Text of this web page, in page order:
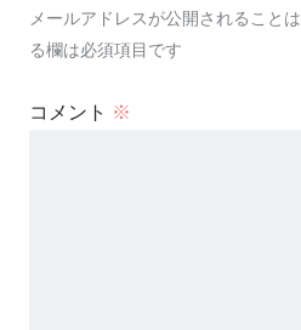
メールアドレスが公開されることは
る欄は必須項目です
コメント ※